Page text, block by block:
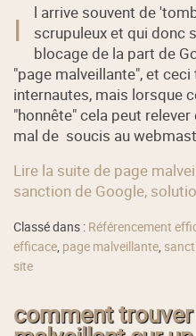
I
l arrive souvent de
scrupuleux et qui donc
blocage de la part de
"page malveillante", et
internautes, mais lorsque
"honnête" cela peut
mal de soucis au
Lire la suite de page
sanction de Google,
Classé dans : Référencement
efficace, page malveillante,
site
comment